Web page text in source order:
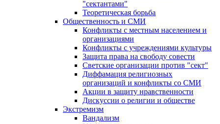
"сектантами"
Теоретическая борьба
Общественность и СМИ
Конфликты с местным населением и
организациями
Конфликты с учреждениями культуры
Защита права на свободу совести
Светские организации против "сект"
Диффамация религиозных
организаций и конфликты со СМИ
Акции в защиту нравственности
Дискуссии о религии и обществе
Экстремизм
Вандализм